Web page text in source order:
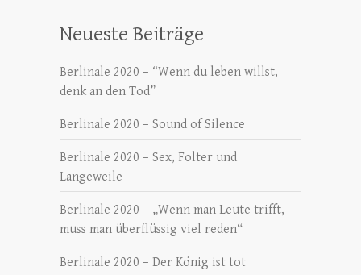
Neueste Beiträge
Berlinale 2020 – “Wenn du leben willst,
denk an den Tod”
Berlinale 2020 – Sound of Silence
Berlinale 2020 – Sex, Folter und
Langeweile
Berlinale 2020 – „Wenn man Leute trifft,
muss man überflüssig viel reden“
Berlinale 2020 – Der König ist tot